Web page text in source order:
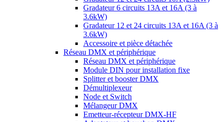
Gradateur 6 circuits 13A et 16A (3 à
3.6kW)
Gradateur 12 et 24 circuits 13A et 16A (3 à
3.6kW)
Accessoire et pièce détachée
Réseau DMX et périphérique
Réseau DMX et périphérique
Module DIN pour installation fixe
Splitter et booster DMX
Démultiplexeur
Node et Switch
Mélangeur DMX
Emetteur-récepteur DMX-HF